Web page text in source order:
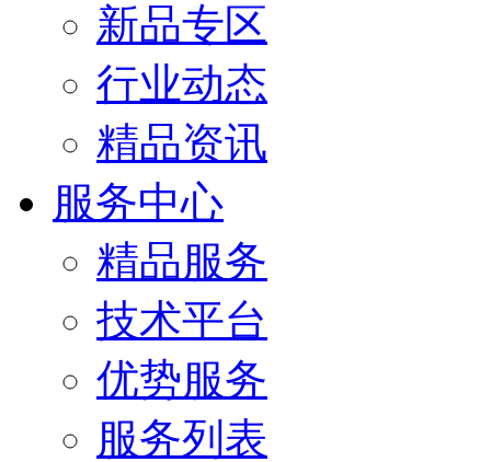
新品专区
行业动态
精品资讯
服务中心
精品服务
技术平台
优势服务
服务列表